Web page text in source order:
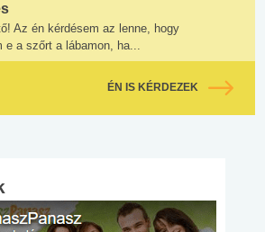
Az én kérdésem az lenne, hogy
e a szőrt a lábamon, ha...
ÉN IS KÉRDEZEK